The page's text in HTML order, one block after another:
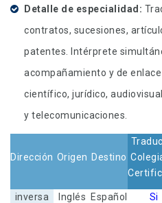
Detalle de especialidad
contratos, sucesiones,
patentes. Intérprete
acompañamiento y de
científico, jurídico,
y telecomunicaciones.
Dirección Origen Destino
inversa Inglés Español Si